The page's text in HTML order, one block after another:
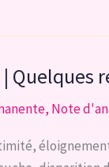
|
, Note